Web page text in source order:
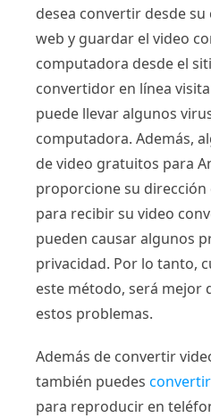
desea convertir desde
web y guardar el video
computadora desde el
convertidor en línea
puede llevar algunos
computadora. Además,
de video gratuitos para
proporcione su
para recibir su video
pueden causar algunos
privacidad. Por lo tanto,
este método, será mejor
estos problemas.
Además de convertir
también puedes
para reproducir en